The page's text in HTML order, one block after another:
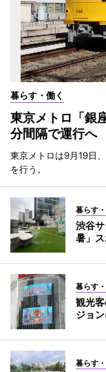
暮らす・働く
東京メトロ「銀
分間隔で運行へ
東京メトロは9月19日
を行う。
暮らす
渋谷
暑」
暮らす
観光
ジョ
暮らす